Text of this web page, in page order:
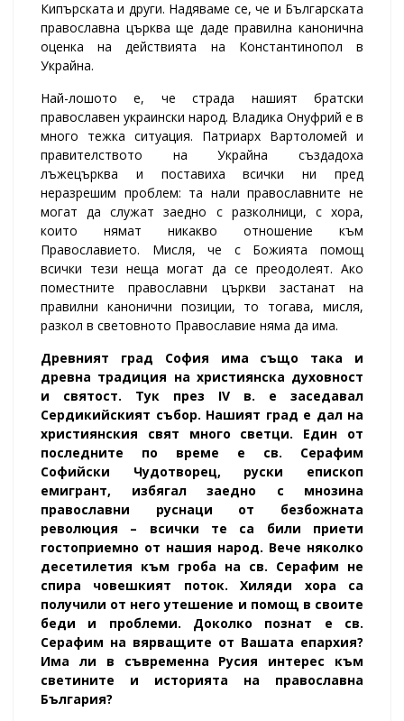
Кипърската и други. Надяваме се, че и Българската
православна църква ще даде правилна канонична
оценка на действията на Константинопол в
Украйна.
Най-лошото е, че страда нашият братски
православен украински народ. Владика Онуфрий е в
много тежка ситуация. Патриарх Вартоломей и
правителството на Украйна създадоха
лъжецърква и поставиха всички ни пред
неразрешим проблем: та нали православните не
могат да служат заедно с разколници, с хора,
които нямат никакво отношение към
Православието. Мисля, че с Божията помощ
всички тези неща могат да се преодолеят. Ако
поместните православни църкви застанат на
правилни канонични позиции, то тогава, мисля,
разкол в световното Православие няма да има.
Древният град София има също така и
древна традиция на християнска духовност
и святост. Тук през IV в. е заседавал
Сердикийският събор. Нашият град е дал на
християнския свят много светци. Един от
последните по време е св. Серафим
Софийски Чудотворец, руски епископ
емигрант, избягал заедно с мнозина
православни руснаци от безбожната
революция – всички те са били приети
гостоприемно от нашия народ. Вече няколко
десетилетия към гроба на св. Серафим не
спира човешкият поток. Хиляди хора са
получили от него утешение и помощ в своите
беди и проблеми. Доколко познат е св.
Серафим на вярващите от Вашата епархия?
Има ли в съвременна Русия интерес към
светините и историята на православна
България?